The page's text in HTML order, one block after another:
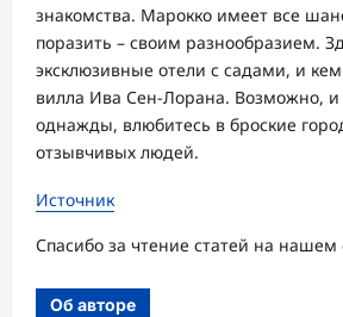
знакомства. Марокко имеет все
поразить – своим разнообразием.
эксклюзивные отели с садами, и
вилла Ива Сен-Лорана. Возможно, и
однажды, влюбитесь в броские
отзывчивых людей.
Источник
Спасибо за чтение статей на нашем
Об авторе